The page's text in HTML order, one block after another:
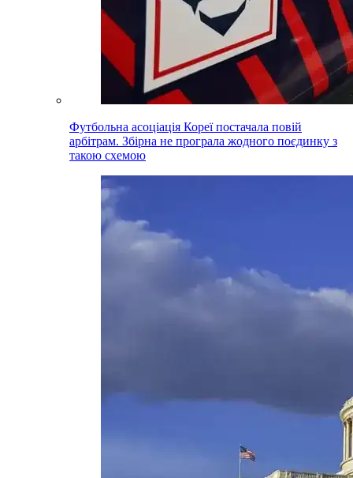
Футбольна асоціація Кореї постачала повій
арбітрам. Збірна не програла жодного поєдинку з
такою схемою